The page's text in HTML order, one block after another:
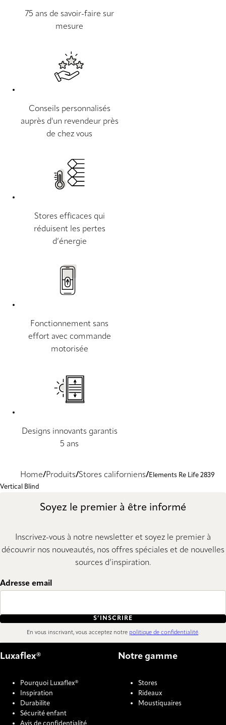
75 ans de savoir-faire sur
mesure
Conseils personnalisés
auprès d'un revendeur près
de chez vous
Stores efficaces qui
réduisent les pertes
d’énergie
Fonctionnement sans
effort avec commande
motorisée
Designs innovants garantis
5 ans
Home Produits Stores californiens
Elements Re Life 2839
Vertical Blind
Soyez le premier à être informé
Inscrivez-vous à notre newsletter et soyez le premier à
découvrir nos nouveautés, nos offres spéciales et de nouvelles
sources d’inspiration.
Adresse email
S’INSCRIRE
En vous inscrivant, vous acceptez notre politique de confidentialité.
Luxaflex®
Pourquoi Luxaflex®
Inspiration
Durabilite
Sécurité enfant
Notre gamme
Stores
Rideaux
Moustiquaires